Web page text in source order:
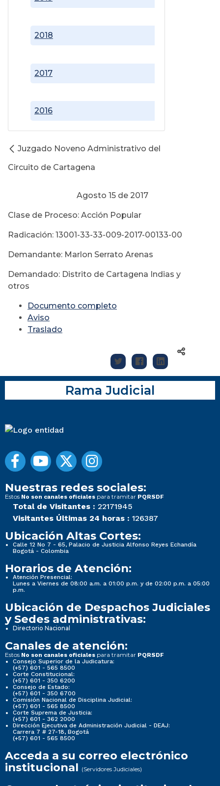
2016
2017
2018
Juzgado Noveno Administrativo del
Circuito de Cartagena
Agosto 15 de 2017
Clase de Proceso: Acción Popular
Radicación: 13001-33-33-009-2017-00133-00
Demandante: Marlon Serrato Arenas
Demandado: Distrito de Cartagena Indias y
otros
Documento completo
Aviso
Traslado
Rama Judicial
Nuestras redes sociales:
Estos No son canales oficiales para tramitar PQRSDF
Total de Visitantes : 22171945
Visitantes Últimas 24 horas : 126387
Ubicación Altas Cortes:
Calle 12 No 7 - 65, Palacio de Justicia Alfonso Reyes Echandía
Bogotá - Colombia
Horarios de Atención:
Atención Presencial:
Lunes a Viernes de 08:00 a.m. a 01:00 p.m. y de 02:00 p.m. a 05:00
p.m.
Ubicación de Despachos Judiciales
y Sedes administrativas:
Directorio Nacional
Canales de atención:
Estos No son canales oficiales para tramitar PQRSDF
Consejo Superior de la Judicatura:
(+57) 601 - 565 8500
Corte Constitucional:
(+57) 601 - 350 6200
Consejo de Estado:
(+57) 601 - 350 6700
Comisión Nacional de Disciplina Judicial:
(+57) 601 - 565 8500
Corte Suprema de Justicia:
(+57) 601 - 362 2000
Dirección Ejecutiva de Administración Judicial - DEAJ:
Carrera 7 # 27-18, Bogotá
(+57) 601 - 565 8500
Acceda a su correo electrónico
institucional (Servidores Judiciales)